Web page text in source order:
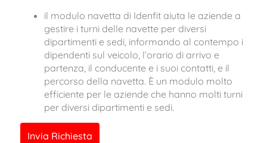
il modulo navetta di Idenfit aiuta le aziende a
gestire i turni delle navette per diversi
dipartimenti e sedi, informando al contempo i
dipendenti sul veicolo, l’orario di arrivo e
partenza, il conducente e i suoi contatti, e il
percorso della navetta. È un modulo molto
efficiente per le aziende che hanno molti turni
per diversi dipartimenti e sedi.
Invia Richiesta